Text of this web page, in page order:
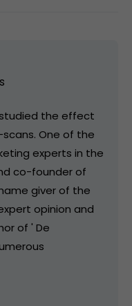
the effect
scans. One of the
experts in the
co-founder of
giver of the
opinion and
of ' De